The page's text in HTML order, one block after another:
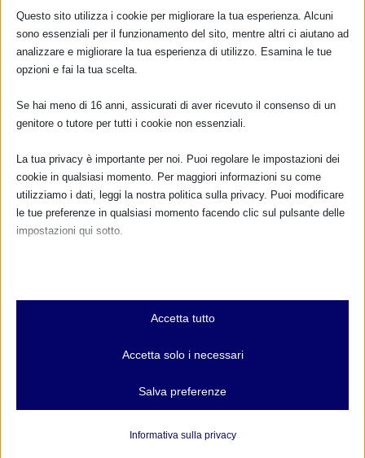
PER SAPERNE DI PIÙ
di Stefano Garuti|Feb 9, 2003|WABA |0 |
Clicca qui per una copia GLOQUESTb in formato pdf Il
Research”, è stato concepito nel 1993 dall’associazione
WABA (World Alliance for Breastfeeding Action ovvero...
PER SAPERNE DI PIÙ
CALENDARIO EVENTI
TUTTI GLI EVENTI
Questo sito utilizza i cookie per migliorare la tua esperienza. Alcuni
sono essenziali per il funzionamento del sito, mentre altri ci aiutano ad
analizzare e migliorare la tua esperienza di utilizzo. Esamina le tue
opzioni e fai la tua scelta.
Se hai meno di 16 anni, assicurati di aver ricevuto il consenso di un
genitore o tutore per tutti i cookie non essenziali.
La tua privacy è importante per noi. Puoi regolare le impostazioni dei
cookie in qualsiasi momento. Per maggiori informazioni su come
utilizziamo i dati, leggi la nostra politica sulla privacy. Puoi modificare
le tue preferenze in qualsiasi momento facendo clic sul pulsante delle
impostazioni qui sotto.
Essenziali
I cookie e i servizi essenziali abilitano le funzioni di base e sono
e servizi non richiedono il consenso dell'utente secondo il GDPR.
Analitici
Accetta tutto
Accetta solo i necessari
Salva preferenze
Informativa sulla privacy